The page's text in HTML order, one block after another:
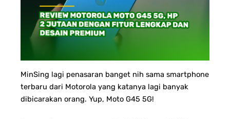
MinSing lagi penasaran banget nih sama smartphone
terbaru dari Motorola yang katanya lagi banyak
dibicarakan orang. Yup, Moto G45 5G!